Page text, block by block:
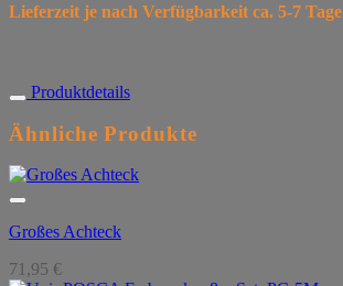
Lieferzeit je nach Verfügbarkeit ca. 5-7 Tage
Produktdetails
Ähnliche Produkte
Großes Achteck
71,95 €